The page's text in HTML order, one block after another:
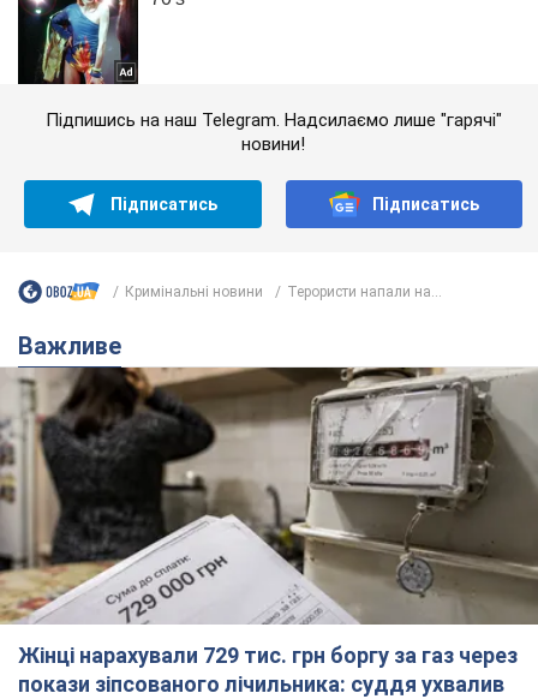
Підпишись на наш Telegram. Надсилаємо лише "гарячі"
новини!
Підписатись Підписатись
Кримінальні новини Терористи напали на...
Важливе
Жінці нарахували 729 тис. грн боргу за газ через
покази зіпсованого лічильника: суддя ухвалив